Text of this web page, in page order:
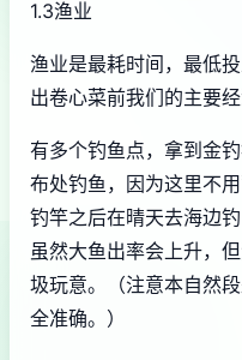
1.3渔业
渔业是最耗时间，最低
出卷心菜前我们的主要经
有多个钓鱼点，拿到金
布处钓鱼，因为这里不
钓竿之后在晴天去海边
虽然大鱼出率会上升，
圾玩意。（注意本自然
全准确。）